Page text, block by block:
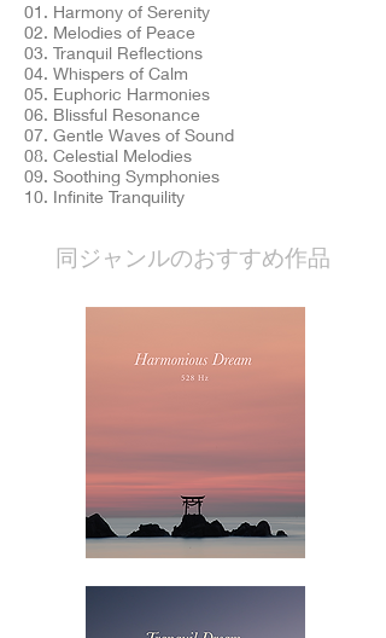
01. Harmony of Serenity
02. Melodies of Peace
03. Tranquil Reflections
04. Whispers of Calm
05. Euphoric Harmonies
06. Blissful Resonance
07. Gentle Waves of Sound
08. Celestial Melodies
09. Soothing Symphonies
10. Infinite Tranquility
​同ジャンルのおすすめ作品